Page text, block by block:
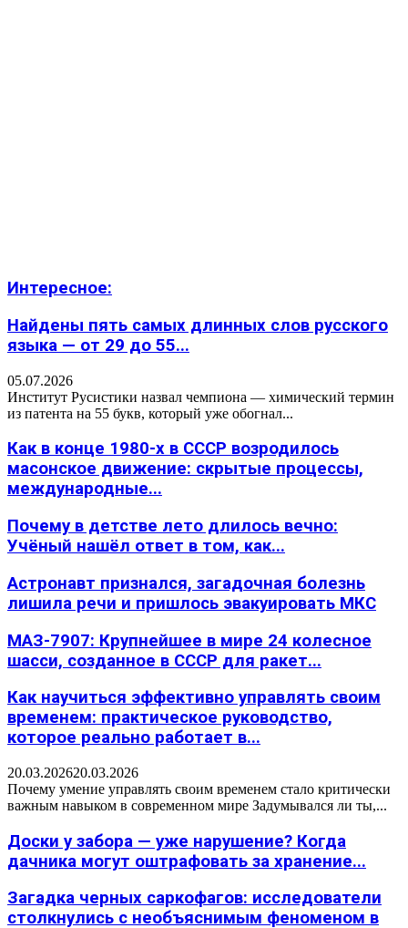
Интересное:
Найдены пять самых длинных слов русского
языка — от 29 до 55...
05.07.2026
Институт Русистики назвал чемпиона — химический термин
из патента на 55 букв, который уже обогнал...
Как в конце 1980-х в СССР возродилось
масонское движение: скрытые процессы,
международные...
Почему в детстве лето длилось вечно:
Учёный нашёл ответ в том, как...
Астронавт признался, загадочная болезнь
лишила речи и пришлось эвакуировать МКС
МАЗ-7907: Крупнейшее в мире 24 колесное
шасси, созданное в СССР для ракет...
Как научиться эффективно управлять своим
временем: практическое руководство,
которое реально работает в...
20.03.202620.03.2026
Почему умение управлять своим временем стало критически
важным навыком в современном мире Задумывался ли ты,...
Доски у забора — уже нарушение? Когда
дачника могут оштрафовать за хранение...
Загадка черных саркофагов: исследователи
столкнулись с необъяснимым феноменом в